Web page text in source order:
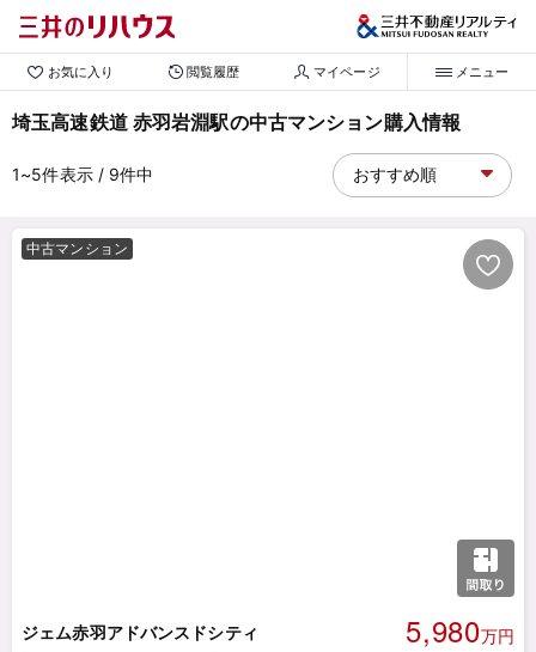
お気に入り 閲覧履歴 マイページ メニュー
埼玉高速鉄道 赤羽岩淵駅の中古マンション購入情報
1~5件表示/ 9件中
中古マンション
ジェム赤羽アドバンスドシティ 5,980万円